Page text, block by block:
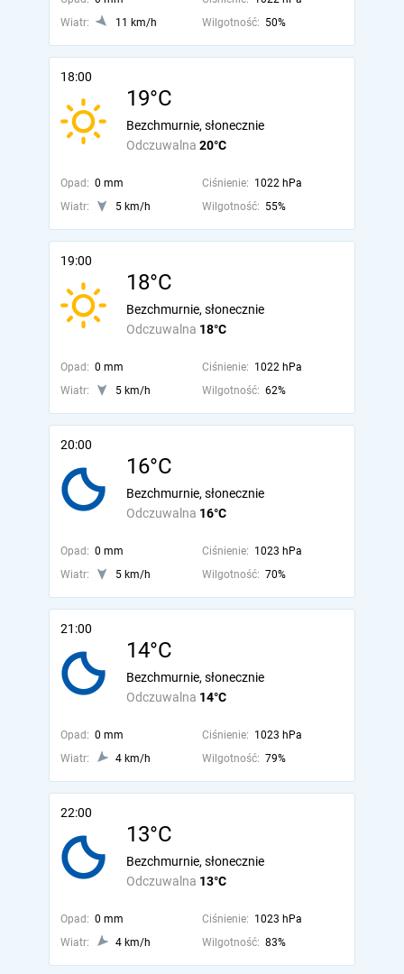
Wiatr:
11 km/h Wilgotność: 50%
18:00
19°C
Odczuwalna 20°C
Bezchmurnie, słonecznie
Opad: 0 mm Ciśnienie: 1022 hPa
Wiatr:
5 km/h Wilgotność: 55%
19:00
18°C
Odczuwalna 18°C
Bezchmurnie, słonecznie
Opad: 0 mm Ciśnienie: 1022 hPa
Wiatr:
5 km/h Wilgotność: 62%
20:00
16°C
Odczuwalna 16°C
Bezchmurnie, słonecznie
Opad: 0 mm Ciśnienie: 1023 hPa
Wiatr:
5 km/h Wilgotność: 70%
21:00
14°C
Odczuwalna 14°C
Bezchmurnie, słonecznie
Opad: 0 mm Ciśnienie: 1023 hPa
Wiatr:
4 km/h Wilgotność: 79%
22:00
13°C
Odczuwalna 13°C
Bezchmurnie, słonecznie
Opad: 0 mm Ciśnienie: 1023 hPa
Wiatr:
4 km/h Wilgotność: 83%